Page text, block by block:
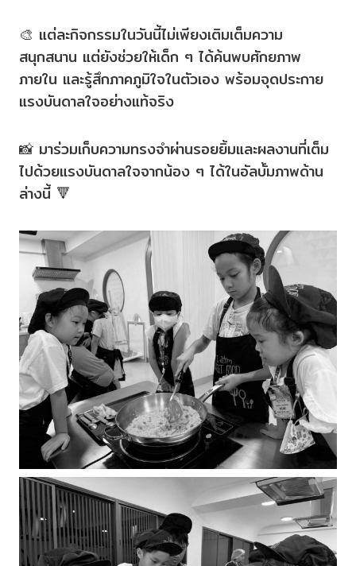
🎨 แต่ละกิจกรรมในวันนี้ไม่เพียงเติมเต็มความ
สนุกสนาน แต่ยังช่วยให้เด็ก ๆ ได้ค้นพบศักยภาพ
ภายใน และรู้สึกภาคภูมิใจในตัวเอง พร้อมจุดประกาย
แรงบันดาลใจอย่างแท้จริง
📸 มาร่วมเก็บความทรงจำผ่านรอยยิ้มและผลงานที่เต็ม
ไปด้วยแรงบันดาลใจจากน้อง ๆ ได้ในอัลบั้มภาพด้าน
ล่างนี้ 🔻